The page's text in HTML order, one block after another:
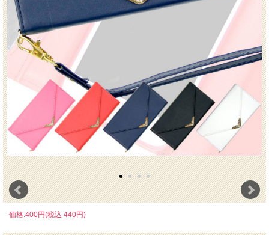
価格:400円(税込 440円)